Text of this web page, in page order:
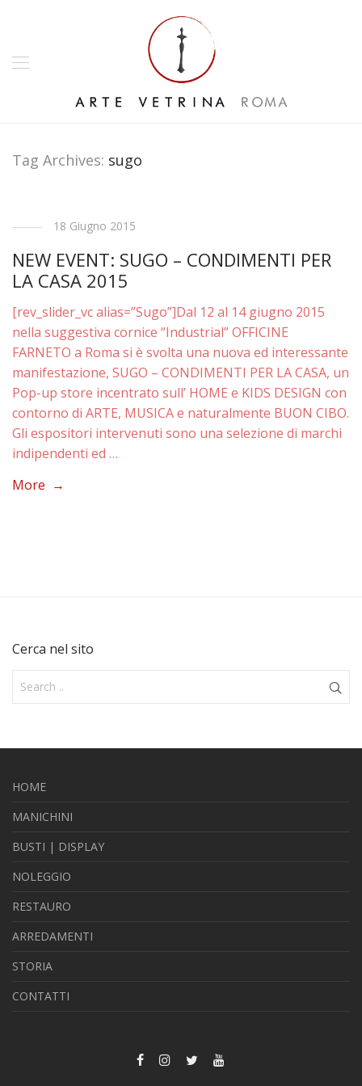
Tag Archives: sugo
18 Giugno 2015
NEW EVENT: SUGO – CONDIMENTI PER
LA CASA 2015
[rev_slider_vc alias=”Sugo”]Dal 12 al 14 giugno 2015
nella suggestiva cornice “Industrial” OFFICINE
FARNETO a Roma si è svolta una nuova ed interessante
manifestazione, SUGO – CONDIMENTI PER LA CASA, un
Pop-up store incentrato sull’ HOME e KIDS DESIGN con
contorno di ARTE, MUSICA e naturalmente BUON CIBO.
Gli espositori intervenuti sono una selezione di marchi
indipendenti ed …
More →
Cerca nel sito
HOME
MANICHINI
BUSTI | DISPLAY
NOLEGGIO
RESTAURO
ARREDAMENTI
STORIA
CONTATTI